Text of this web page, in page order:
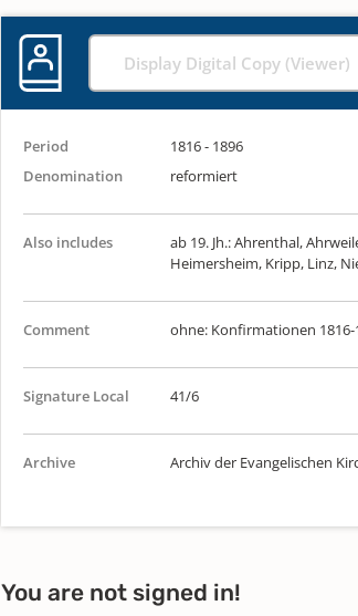
Display Digital Copy (Viewer)
Period
1816 - 1896
Denomination
reformiert
Also includes
ab 19. Jh.: Ahrenthal,
Heimersheim, Kripp, Linz,
Comment ohne: Konfirmationen 1816-
Signature Local 41/6
Archive Archiv der Evangelischen
You are not signed in!